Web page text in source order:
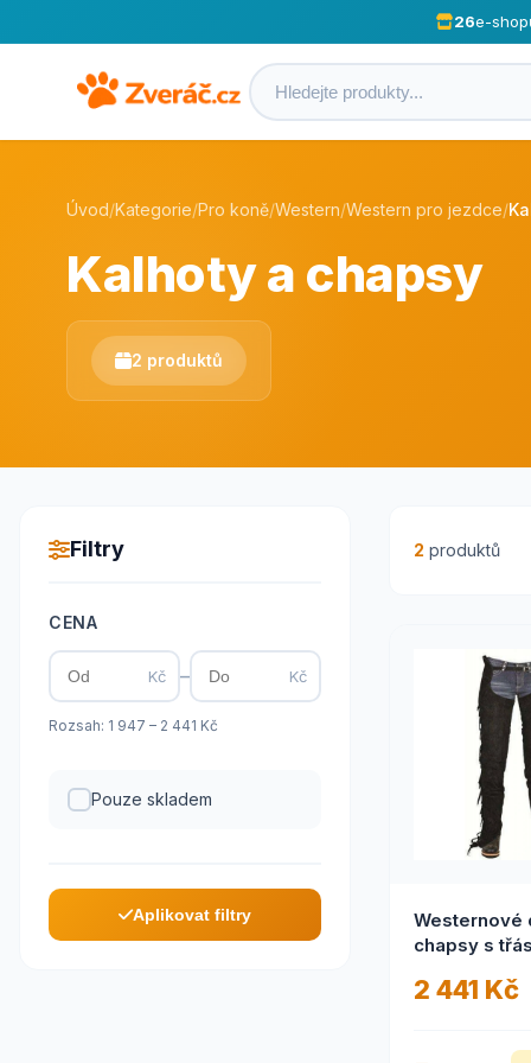
26e-
Úvod/Kategorie/Pro koně/Western/Western pro jezdce/
Kalhoty a chapsy
2 produktů
Filtry
CENA
Kč – Kč
Rozsah: 1 947 – 2 441 Kč
Pouze skladem
Aplikovat filtry
2 produktů
Westernové
chapsy s
2 441 Kč